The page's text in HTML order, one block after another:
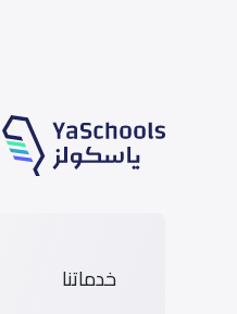
خدماتنا